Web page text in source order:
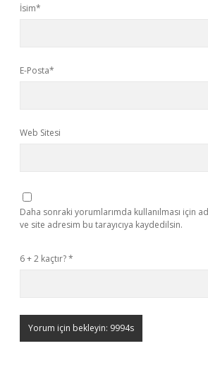
İsim*
E-Posta*
Web Sitesi
Daha sonraki yorumlarımda kullanılması için
ve site adresim bu tarayıcıya kaydedilsin.
6 + 2 kaçtır?*